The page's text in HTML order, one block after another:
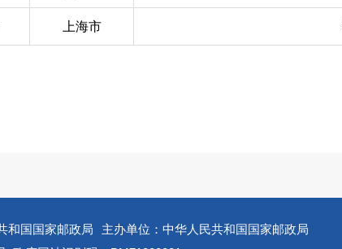
上海市
和国国家邮政局
主办单位：中华人民共和国国家邮政局